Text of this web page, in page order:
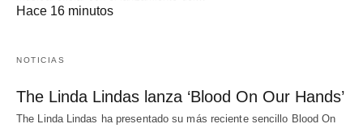
Hace 16 minutos
NOTICIAS
The Linda Lindas lanza ‘Blood On Our Hands’
The Linda Lindas ha presentado su más reciente sencillo Blood On